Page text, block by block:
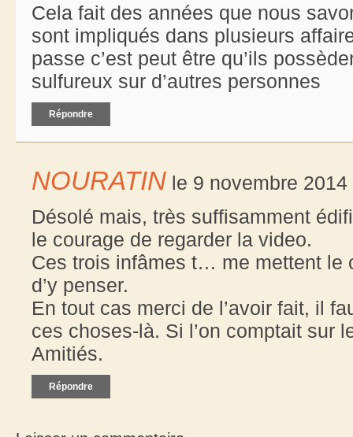
Cela fait des années que nous
sont impliqués dans plusieurs
passe c’est peut être qu’ils
sulfureux sur d’autres personnes
Répondre
NOURATIN le 9 novembre
Désolé mais, très suffisamment
le courage de regarder la video.
Ces trois infâmes t… me mettent
d’y penser.
En tout cas merci de l’avoir fait, il
ces choses-là. Si l’on comptait sur
Amitiés.
Répondre